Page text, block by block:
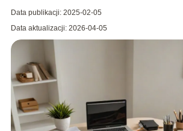
Data publikacji: 2025-02-05
Data aktualizacji: 2026-04-05